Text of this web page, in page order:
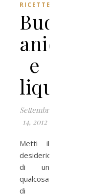
RICETTE
Budino
anice
e
liquirizia
Settembre
14, 2012
Metti il
desiderio
di un
qualcosa
di